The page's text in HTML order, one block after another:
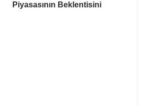
Piyasasının Beklentisini